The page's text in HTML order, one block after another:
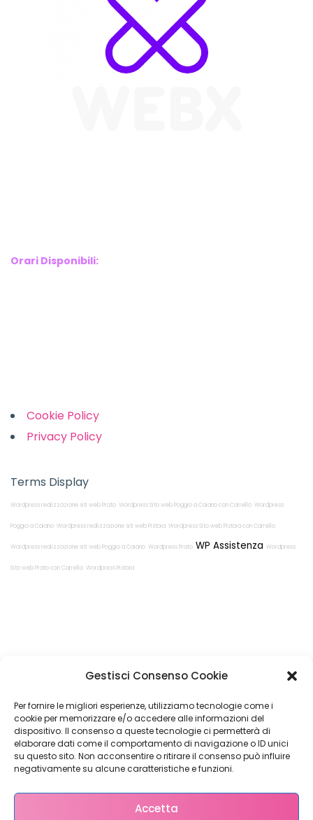
Gestisci Consenso Cookie
Per fornire le migliori esperienze, utilizziamo tecnologie come i
cookie per memorizzare e/o accedere alle informazioni del
dispositivo. Il consenso a queste tecnologie ci permetterà di
elaborare dati come il comportamento di navigazione o ID unici
su questo sito. Non acconsentire o ritirare il consenso può influire
negativamente su alcune caratteristiche e funzioni.
Accetta
Orari Disponibili:
Cookie Policy
Privacy Policy
Terms Display
Wordpress realizzazione siti web Prato Wordpress Sito web Poggio a Caiano con Carrello Wordpress
Poggio a Caiano Wordpress realizzazione siti web Pistoia Wordpress Sito web Pistoia con Carrello
Wordpress realizzazione siti web Poggio a Caiano Wordpress Prato WP Assistenza Wordpress
Sito web Prato con Carrello Wordpress Pistoia
Restiamo in
contatto!
Come possiamo Aiutarti?